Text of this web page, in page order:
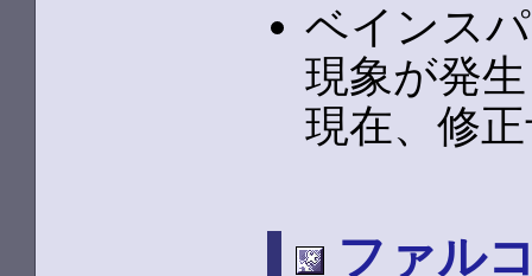
ベインス
現象が発生
現在、修
ファル